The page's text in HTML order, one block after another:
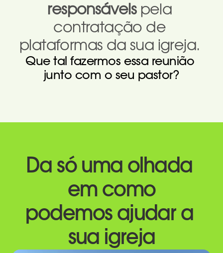
responsáveis pela
contratação de
plataformas da sua igreja.
Que tal fazermos essa reunião
junto com o seu pastor?
Da só uma olhada
em como
podemos ajudar a
sua igreja